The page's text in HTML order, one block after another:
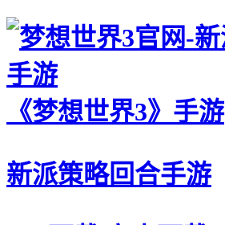
《梦想世界3》手游
新派策略回合手游